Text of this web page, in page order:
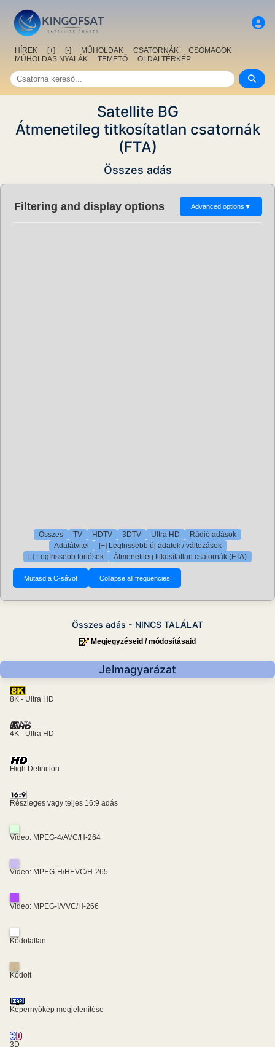
HÍREK [+] [-] MŰHOLDAK CSATORNÁK
CSOMAGOK
MŰHOLDAS NYALÁK
TEMETŐ OLDALTÉRKÉP
Satellite BG
Átmenetileg titkosítatlan csatornák
(FTA)
Összes adás
Filtering and display options Advanced options ▼
Összes TV HDTV 3DTV Ultra HD
Rádió adások
Adatátvitel
[+] Legfrissebb új adatok / változások
[-] Legfrissebb törlések
Átmenetileg titkosítatlan csatornák (FTA)
Összes adás - NINCS TALÁLAT
Megjegyzéseid / módosításaid
Jelmagyarázat
8K - Ultra HD
4K - Ultra HD
High Definition
Részleges vagy teljes 16:9 adás
Video: MPEG-4/AVC/H-264
Video: MPEG-H/HEVC/H-265
Video: MPEG-I/VVC/H-266
Kódolatlan
Kódolt
Képernyőkép megjelenítése
3D